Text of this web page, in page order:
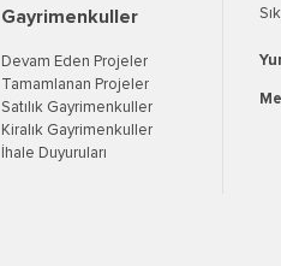
Gayrimenkuller
Devam Eden Projeler
Tamamlanan Projeler
Satılık Gayrimenkuller
Kiralık Gayrimenkuller
İhale Duyuruları